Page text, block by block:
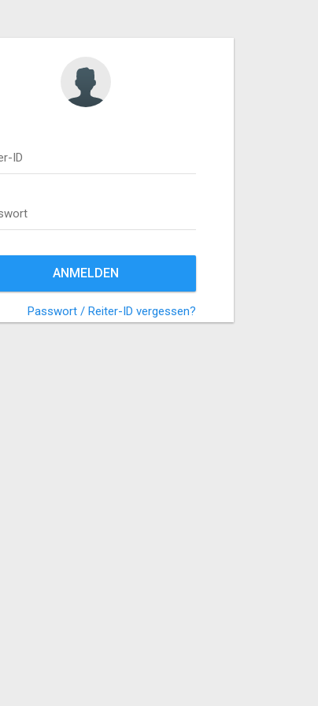
ID
ANMELDEN
Passwort / Reiter-ID vergessen?